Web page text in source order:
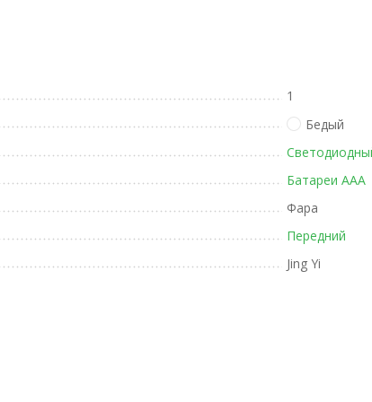
1
Бедый
Батареи ААА
Фара
Передний
Jing Yi